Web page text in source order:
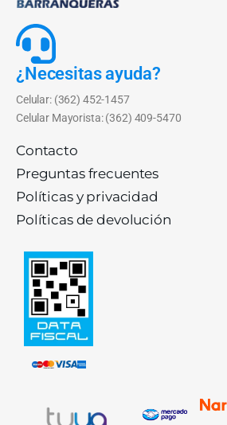
¿Necesitas ayuda?
Celular: (362) 452-1457
Celular Mayorista: (362) 409-5470
Contacto
Preguntas frecuentes
Políticas y privacidad
Políticas de devolución